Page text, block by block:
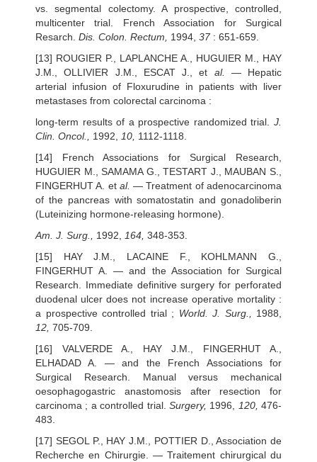
vs. segmental colectomy. A prospective, controlled,
multicenter trial. French Association for Surgical
Resarch. Dis. Colon. Rectum, 1994, 37 : 651-659.
[13] ROUGIER P., LAPLANCHE A., HUGUIER M., HAY
J.M., OLLIVIER J.M., ESCAT J., et al. — Hepatic
arterial infusion of Floxurudine in patients with liver
metastases from colorectal carcinoma :
long-term results of a prospective randomized trial. J.
Clin. Oncol., 1992, 10, 1112-1118.
[14] French Associations for Surgical Research,
HUGUIER M., SAMAMA G., TESTART J., MAUBAN S.,
FINGERHUT A. et al.— Treatment of adenocarcinoma
of the pancreas with somatostatin and gonadoliberin
(Luteinizing hormone-releasing hormone).
Am. J. Surg., 1992, 164, 348-353.
[15] HAY J.M., LACAINE F., KOHLMANN G.,
FINGERHUT A. — and the Association for Surgical
Research. Immediate definitive surgery for perforated
duodenal ulcer does not increase operative mortality :
a prospective controlled trial ; World. J. Surg., 1988,
12, 705-709.
[16] VALVERDE A., HAY J.M., FINGERHUT A.,
ELHADAD A. — and the French Associations for
Surgical Research. Manual versus mechanical
oesophagogastric anastomosis after resection for
carcinoma ; a controlled trial. Surgery, 1996, 120, 476-
483.
[17] SEGOL P., HAY J.M., POTTIER D., Association de
Recherche en Chirurgie. — Traitement chirurgical du